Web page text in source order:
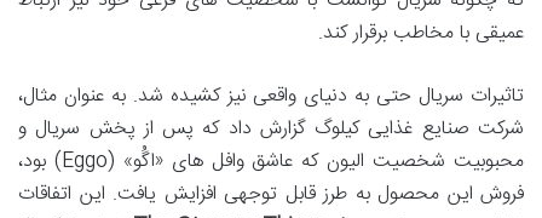
عمیقی با مخاطب برقرار کند.
تاثیرات سریال حتی به دنیای واقعی نیز کشیده شد. به عنوان مثال،
شرکت صنایع غذایی کیلوگ گزارش داد که پس از پخش سریال و
محبوبیت شخصیت الیون که عاشق وافل های «اگُو» (Eggo) بود،
فروش این محصول به طرز قابل توجهی افزایش یافت. این اتفاقات